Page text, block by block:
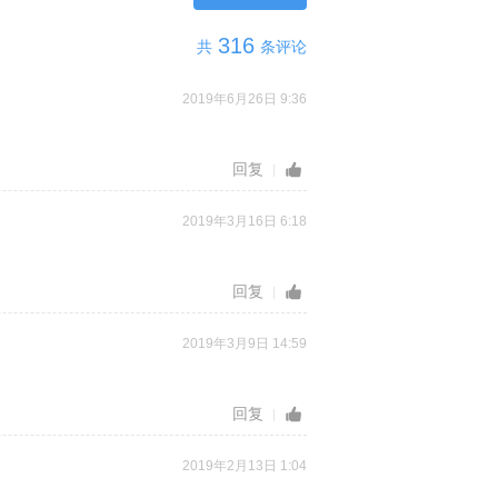
共 316 条评论
2019年6月26日 9:36
回复
2019年3月16日 6:18
回复
2019年3月9日 14:59
回复
2019年2月13日 1:04